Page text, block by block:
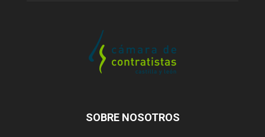
SOBRE NOSOTROS